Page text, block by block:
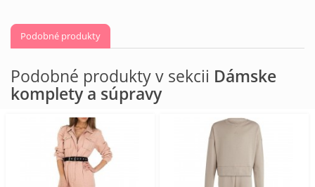
Podobné produkty
Podobné produkty v sekcii Dámske
komplety a súpravy